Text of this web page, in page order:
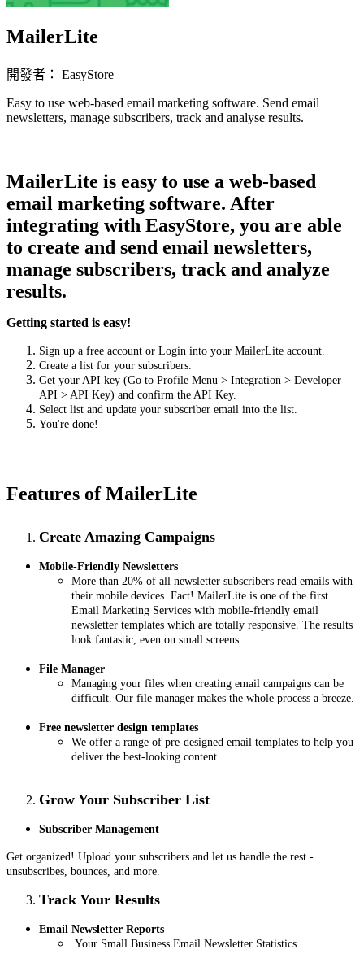
MailerLite
開發者： EasyStore
Easy to use web-based email marketing software. Send email
newsletters, manage subscribers, track and analyse results.
MailerLite is easy to use a web-based
email marketing software. After
integrating with EasyStore, you are able
to create and send email newsletters,
manage subscribers, track and analyze
results.
Getting started is easy!
Sign up a free account or Login into your MailerLite account.
Create a list for your subscribers.
Get your API key (Go to Profile Menu > Integration > Developer
API > API Key) and confirm the API Key.
Select list and update your subscriber email into the list.
You're done!
Features of MailerLite
Create Amazing Campaigns
Mobile-Friendly Newsletters
More than 20% of all newsletter subscribers read emails with
their mobile devices. Fact! MailerLite is one of the first
Email Marketing Services with mobile-friendly email
newsletter templates which are totally responsive. The results
look fantastic, even on small screens.
File Manager
Managing your files when creating email campaigns can be
difficult. Our file manager makes the whole process a breeze.
Free newsletter design templates
We offer a range of pre-designed email templates to help you
deliver the best-looking content.
Grow Your Subscriber List
Subscriber Management
Get organized! Upload your subscribers and let us handle the rest -
unsubscribes, bounces, and more.
Track Your Results
Email Newsletter Reports
Your Small Business Email Newsletter Statistics